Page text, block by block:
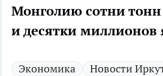
Монголию сотни
и десятки миллионов
Экономика
Новости